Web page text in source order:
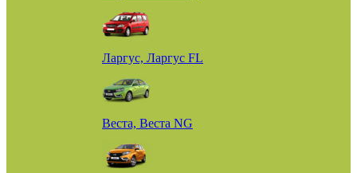
Ларгус, Ларгус FL
Веста, Веста NG